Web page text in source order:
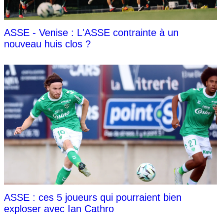
ASSE - Venise : L'ASSE contrainte à un
nouveau huis clos ?
ASSE : ces 5 joueurs qui pourraient bien
exploser avec Ian Cathro